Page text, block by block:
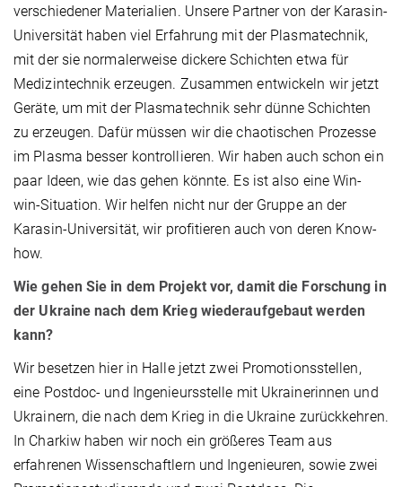
verschiedener Materialien. Unsere Partner von der Karasin-
Universität haben viel Erfahrung mit der Plasmatechnik,
mit der sie normalerweise dickere Schichten etwa für
Medizintechnik erzeugen. Zusammen entwickeln wir jetzt
Geräte, um mit der Plasmatechnik sehr dünne Schichten
zu erzeugen. Dafür müssen wir die chaotischen Prozesse
im Plasma besser kontrollieren. Wir haben auch schon ein
paar Ideen, wie das gehen könnte. Es ist also eine Win-
win-Situation. Wir helfen nicht nur der Gruppe an der
Karasin-Universität, wir profitieren auch von deren Know-
how.
Wie gehen Sie in dem Projekt vor, damit die Forschung in
der Ukraine nach dem Krieg wiederaufgebaut werden
kann?
Wir besetzen hier in Halle jetzt zwei Promotionsstellen,
eine Postdoc- und Ingenieursstelle mit Ukrainerinnen und
Ukrainern, die nach dem Krieg in die Ukraine zurückkehren.
In Charkiw haben wir noch ein größeres Team aus
erfahrenen Wissenschaftlern und Ingenieuren, sowie zwei